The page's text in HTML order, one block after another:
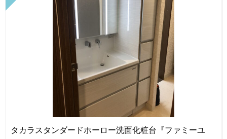
タカラスタンダードホーロー洗面化粧台『ファミーユ